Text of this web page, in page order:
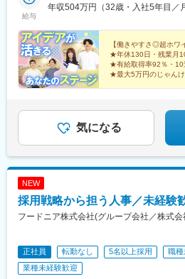
給与
年収504万円（32歳・入社5年目／
【働きやすさ◎超ホワ
★年休130日・残業月
★有給取得率92％・10
★最大5万円のじゃん
気になる
NEW
採用戦略から担う人事／未経験
フードニア株式会社(グループ会社／株式
正社員 転勤なし 5名以上採用
職種
業種未経験歓迎